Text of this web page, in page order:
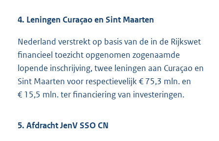
4. Leningen Curaçao en Sint Maarten
Nederland verstrekt op basis van de in de Rijkswet
financieel toezicht opgenomen zogenaamde
lopende inschrijving, twee leningen aan Curaçao en
Sint Maarten voor respectievelijk € 75,3 mln. en
€ 15,5 mln. ter financiering van investeringen.
5. Afdracht JenV SSO CN